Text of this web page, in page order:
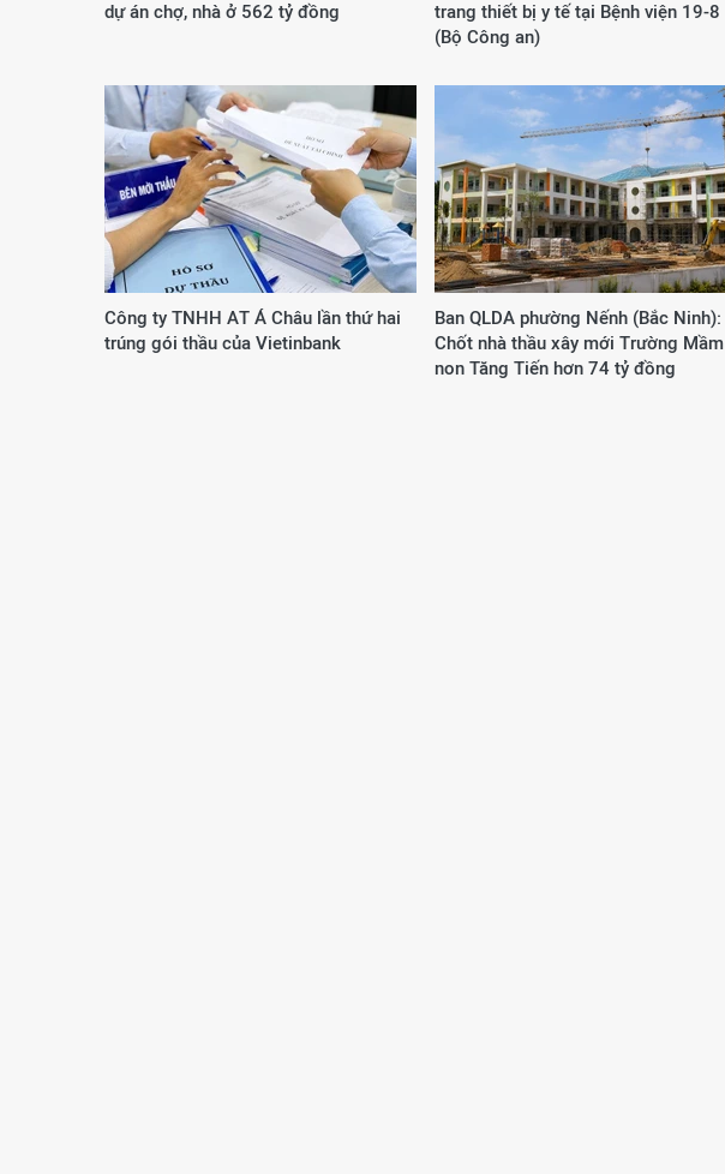
dự án chợ, nhà ở 562 tỷ đồng
trang thiết bị y tế tại Bệnh viện 19-8
(Bộ Công an)
Công ty ΤΝΗΗ ΑΤ Á Châu lần thứ hai
trúng gói thầu của Vietinbank
Ban QLDA phường Nếnh (Bắc Ninh):
Chốt nhà thầu xây mới Trường Mầm
non Tăng Tiến hơn 74 tỷ đồng